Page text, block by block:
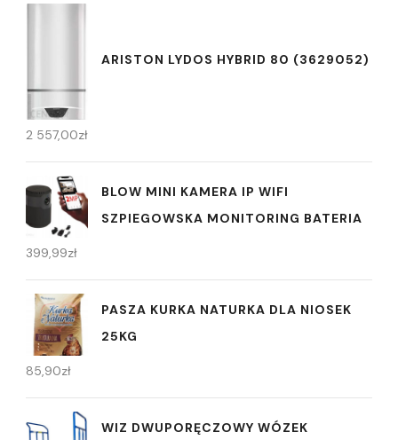
ARISTON LYDOS HYBRID 80 (3629052)
2 557,00zł
BLOW MINI KAMERA IP WIFI
SZPIEGOWSKA MONITORING BATERIA
399,99zł
PASZA KURKA NATURKA DLA NIOSEK
25KG
85,90zł
WIZ DWUPORĘCZOWY WÓZEK